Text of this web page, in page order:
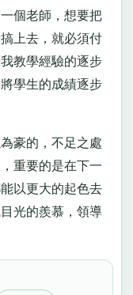
個老師，想要把
上去，就必須付
教學經驗的逐步
學生的成績逐步
豪的，不足之處
重要的是在下一
以更大的起色去
光的羨慕，領導